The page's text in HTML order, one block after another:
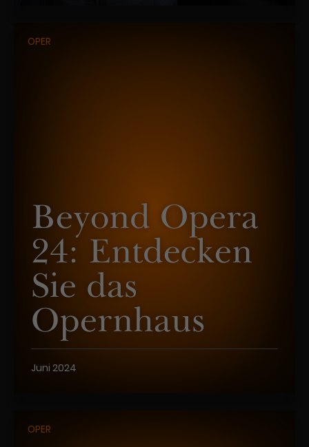
OPER
Beyond Opera
24: Entdecken
Sie das
Opernhaus
Juni 2024
OPER